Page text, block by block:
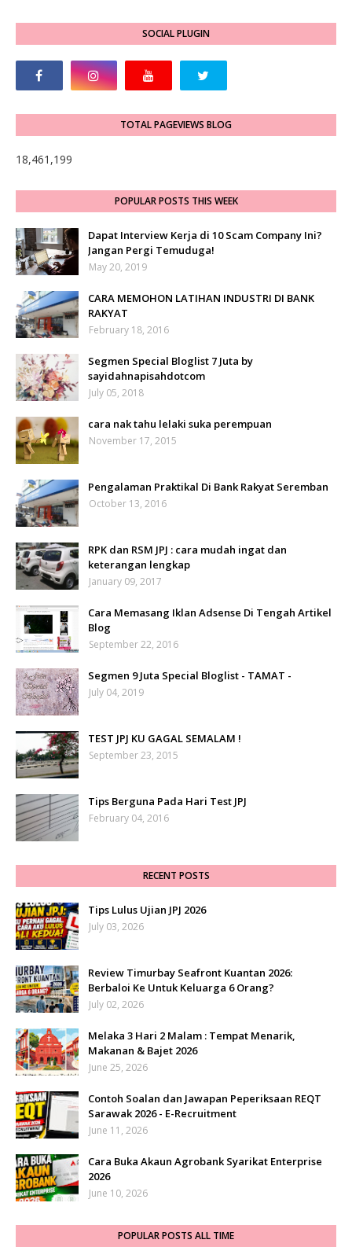
SOCIAL PLUGIN
TOTAL PAGEVIEWS BLOG
18,461,199
POPULAR POSTS THIS WEEK
Dapat Interview Kerja di 10 Scam Company Ini?
Jangan Pergi Temuduga!
May 20, 2019
CARA MEMOHON LATIHAN INDUSTRI DI BANK
RAKYAT
February 18, 2016
Segmen Special Bloglist 7 Juta by
sayidahnapisahdotcom
July 05, 2018
cara nak tahu lelaki suka perempuan
November 17, 2015
Pengalaman Praktikal Di Bank Rakyat Seremban
October 13, 2016
RPK dan RSM JPJ : cara mudah ingat dan
keterangan lengkap
January 09, 2017
Cara Memasang Iklan Adsense Di Tengah Artikel
Blog
September 22, 2016
Segmen 9 Juta Special Bloglist - TAMAT -
July 04, 2019
TEST JPJ KU GAGAL SEMALAM !
September 23, 2015
Tips Berguna Pada Hari Test JPJ
February 04, 2016
RECENT POSTS
Tips Lulus Ujian JPJ 2026
July 03, 2026
Review Timurbay Seafront Kuantan 2026:
Berbaloi Ke Untuk Keluarga 6 Orang?
July 02, 2026
Melaka 3 Hari 2 Malam : Tempat Menarik,
Makanan & Bajet 2026
June 25, 2026
Contoh Soalan dan Jawapan Peperiksaan REQT
Sarawak 2026 - E-Recruitment
June 11, 2026
Cara Buka Akaun Agrobank Syarikat Enterprise
2026
June 10, 2026
POPULAR POSTS ALL TIME